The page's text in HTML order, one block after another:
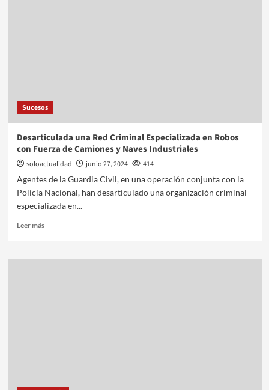
Sucesos
Desarticulada una Red Criminal Especializada en Robos
con Fuerza de Camiones y Naves Industriales
soloactualidad junio 27, 2024
414
Agentes de la Guardia Civil, en una operación conjunta con la
Policía Nacional, han desarticulado una organización criminal
especializada en...
Leer más